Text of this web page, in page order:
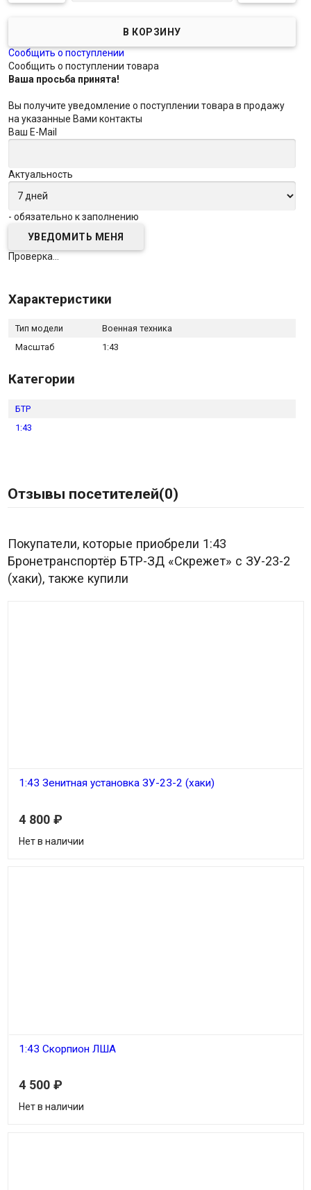
Сообщить о поступлении
Сообщить о поступлении товара
Ваша просьба принята!
Вы получите уведомление о поступлении товара в продажу
на указанные Вами контакты
Ваш E-Mail
Актуальность
- обязательно к заполнению
Проверка...
Характеристики
Тип модели
Военная техника
Масштаб
1:43
Категории
БТР
1:43
Отзывы посетителей(0)
Покупатели, которые приобрели 1:43
Бронетранспортёр БТР-ЗД «Скрежет» с ЗУ-23-2
(хаки), также купили
1:43 Зенитная установка ЗУ-23-2 (хаки)
4 800 ₽
Нет в наличии
1:43 Скорпион ЛША
4 500 ₽
Нет в наличии